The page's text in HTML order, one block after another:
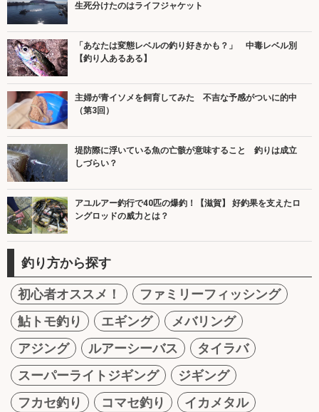
生死分けたのはライフジャケット
「あなたは変態レベルの釣り好きかも？」 中毒レベル別
【釣り人あるある】
主婦が青イソメを飼育してみた 不吉な予感がついに的中
（第3回）
堤防際に浮いている魚の亡骸が意味すること 釣りは成立
しづらい？
アユルアー釣行で40匹の爆釣！【滋賀】 好釣果を支えたロ
ングロッドの威力とは？
釣り方から探す
初心者オススメ！
ファミリーフィッシング
鮎トモ釣り
エギング
メバリング
アジング
ルアーシーバス
タイラバ
スーパーライトジギング
ジギング
フカセ釣り
コマセ釣り
イカメタル